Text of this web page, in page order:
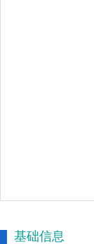
基础信息